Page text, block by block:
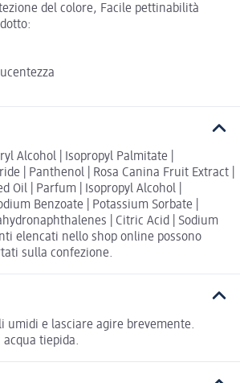
del colore, Facile pettinabilità
Alcohol | Isopropyl Palmitate |
| Panthenol | Rosa Canina Fruit Extract |
Oil | Parfum | Isopropyl Alcohol |
Benzoate | Potassium Sorbate |
| Citric Acid | Sodium
elencati nello shop online possono
sulla confezione.
umidi e lasciare agire brevemente.
acqua tiepida.